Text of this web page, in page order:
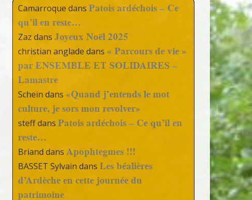
Camarroque dansPatois ardéchois – Ce
qu’il en reste…
Zaz dansJoyeux Noël 2025
christian anglade dans « Parcours de vie »
par ENSEMBLE ET SOLIDAIRES –
Lamastre
Schein dans «Quand j’entends le mot
culture, je sors mon revolver»
steffdansPatois ardéchois – Ce qu’il en
reste…
Briand dansApophtegmes !!!
BASSET Sylvain dansLes béalières
d’Ardèche en cette journée du
patrimoine